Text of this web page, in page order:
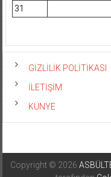
31
GİZLİLİK POLİTİKASI
İLETİŞİM
KÜNYE
Copyright © 2026